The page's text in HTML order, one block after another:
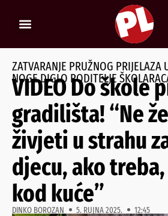
ZATVARANJE PRUŽNOG
NOGE DIGLO RODITELJE
VIDEO Do škole
gradilišta! “Ne
živjeti u strahu
djecu, ako
kod kuće”
DINKO BOROZAN 5. RUJNA 2025. 12:45